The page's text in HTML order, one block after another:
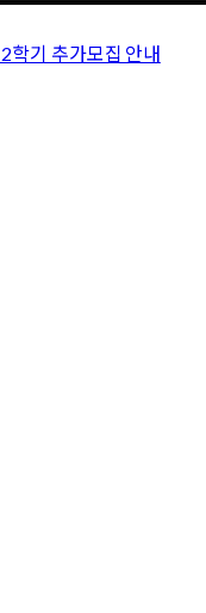
학기 추가모집 안내